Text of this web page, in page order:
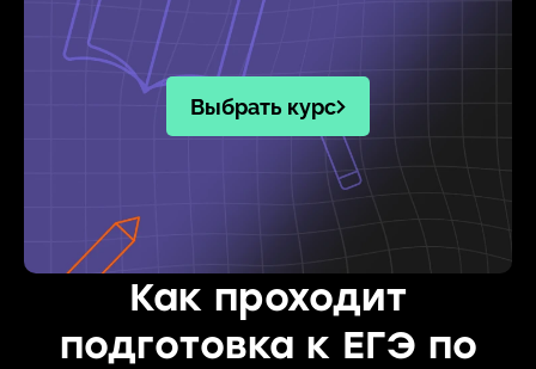
Выбрать курс
Как проходит
подготовка к ЕГЭ по